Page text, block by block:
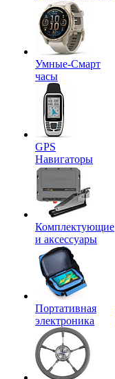
Умные-Смарт
часы
GPS
Навигаторы
Комплектующие
и аксессуары
Портативная
электроника